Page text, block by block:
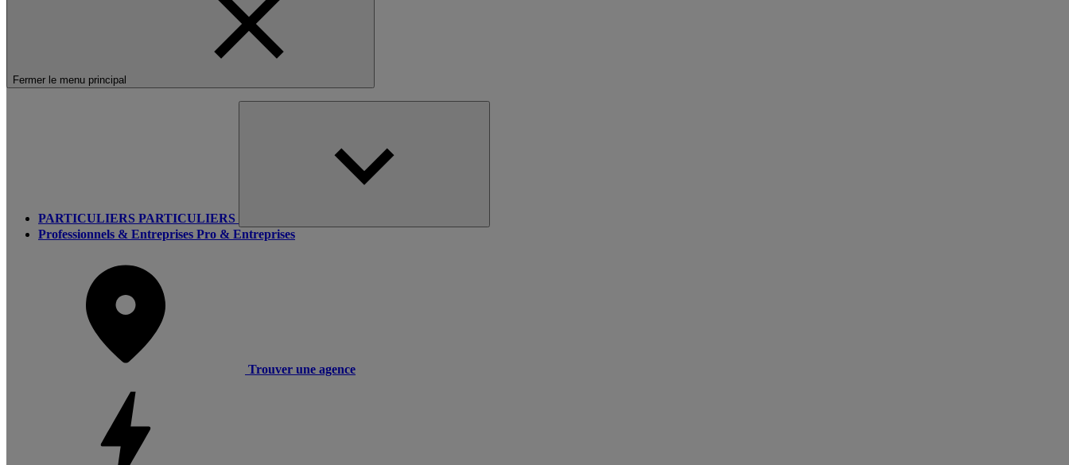
Fermer le menu principal
PARTICULIERS PARTICULIERS
Professionnels & Entreprises Pro & Entreprises
Trouver une agence